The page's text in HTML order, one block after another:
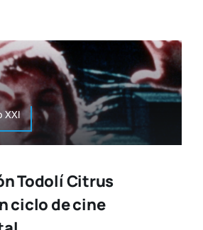
XXI
Todolí Citrus
ciclo de cine